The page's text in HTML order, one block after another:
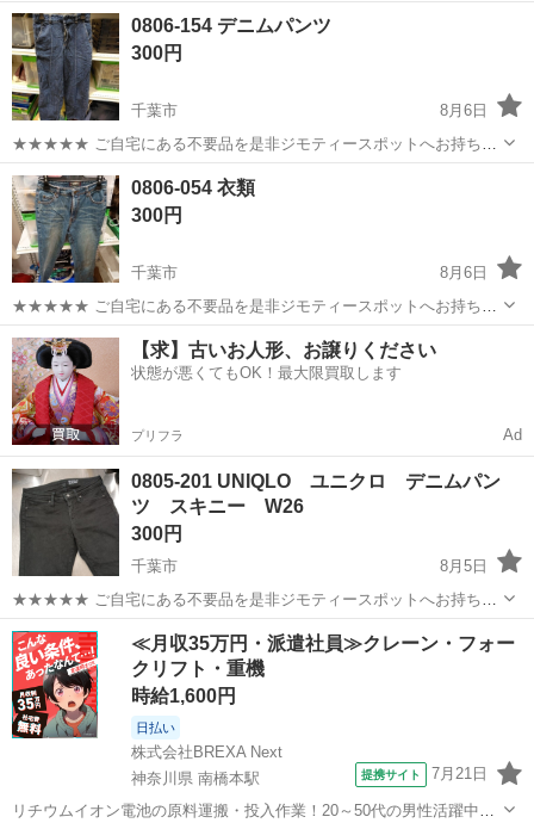
0806-154 デニムパンツ
300円
千葉市
8月6日
★★★★★ ご自宅にある不要品を是非ジモティースポットへお持ち込
みしませんか？ 家電、趣味・スポーツ・レジャー用品、こども用品、
衣料服飾品、生活雑貨、家具、本、CD・DVDなどが無料でまとめて持
ち込めます！ ※詳細はこ...
千葉 千葉市 ジーンズ/デニム
0806-054 衣類
300円
千葉市
8月6日
★★★★★ ご自宅にある不要品を是非ジモティースポットへお持ち込
みしませんか？ 家電、趣味・スポーツ・レジャー用品、こども用品、
衣料服飾品、生活雑貨、家具、本、CD・DVDなどが無料でまとめて持
ち込めます！ ※詳細はこ...
千葉 千葉市 ジーンズ/デニム 現地
【求】古いお人形、お譲りください
状態が悪くてもOK！最大限買取します
プリフラ Ad
0805-201 UNIQLO ユニクロ デニムパン
ツ スキニー W26
300円
千葉市
8月5日
★★★★★ ご自宅にある不要品を是非ジモティースポットへお持ち込
みしませんか？ 家電、趣味・スポーツ・レジャー用品、こども用品、
衣料服飾品、生活雑貨、家具、本、CD・DVDなどが無料でまとめて持
ち込めます！ ※詳細はこ...
千葉 千葉市 ジーンズ/デニム スキニー
≪月収35万円・派遣社員≫クレーン・フォー
クリフト・重機
時給1,600円
日払い
株式会社BREXA Next
神奈川県 南橋本駅
提携サイト 7月21日
リチウムイオン電池の原料運搬・投入作業！20～50代の男性活躍中★